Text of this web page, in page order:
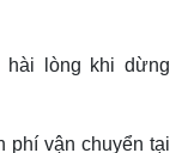
hài lòng khi dừng
phí vận chuyển tại